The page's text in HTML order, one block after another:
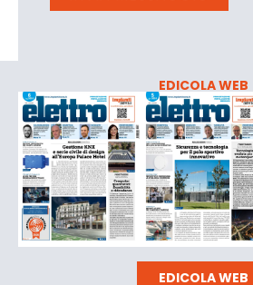
EDICOLA WEB
EDICOLA WEB